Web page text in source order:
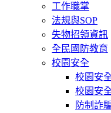
工作職掌
法規與SOP
失物招領資訊
全民國防教育
校園安全
校園安
校園安
防制詐